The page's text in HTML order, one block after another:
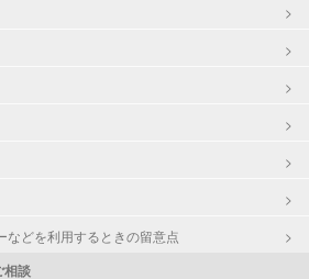
などを利用するときの留意点
相談